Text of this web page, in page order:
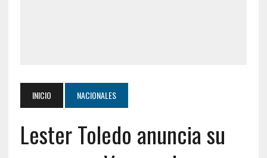
INICIO NACIONALES
Lester Toledo anuncia su